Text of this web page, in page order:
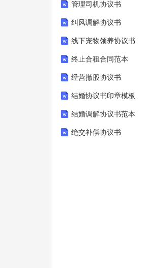
管理司机协议书
纠风调解协议书
线下宠物领养协议书
终止合租合同范本
经营撤股协议书
结婚协议书印章模板
结婚调解协议书范本
绝交补偿协议书